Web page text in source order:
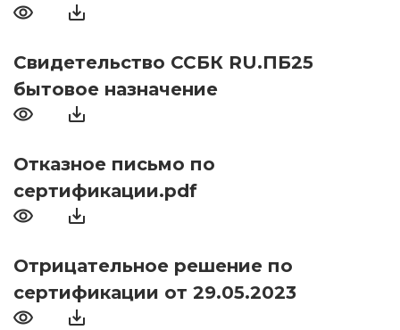
Свидетельство ССБК RU.ПБ25
бытовое назначение
Отказное письмо по
сертификации.pdf
Отрицательное решение по
сертификации от 29.05.2023